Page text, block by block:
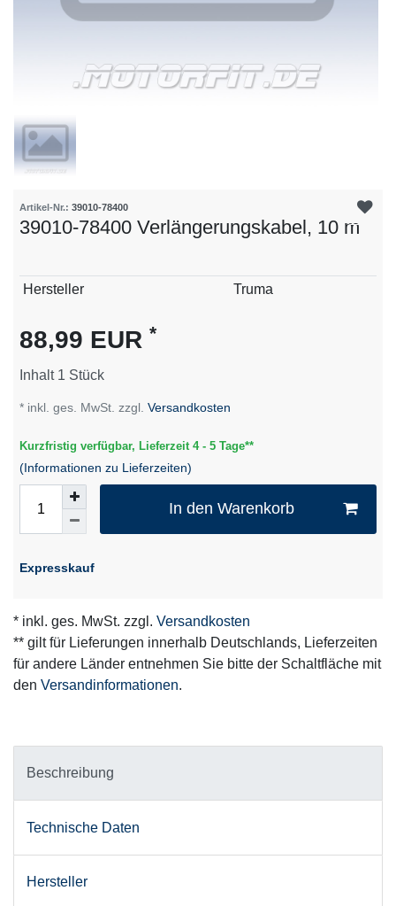
Artikel-Nr.: 39010-78400
39010-78400 Verlängerungskabel, 10 m
Technisches
Wert
Hersteller Truma
88,99 EUR *
Inhalt 1 Stück
* inkl. ges. MwSt. zzgl. Versandkosten
Kurzfristig verfügbar, Lieferzeit 4 - 5 Tage**
(Informationen zu Lieferzeiten)
In den Warenkorb
Expresskauf
* inkl. ges. MwSt. zzgl. Versandkosten
** gilt für Lieferungen innerhalb Deutschlands, Lieferzeiten
für andere Länder entnehmen Sie bitte der Schaltfläche mit
den Versandinformationen.
Beschreibung
Technische Daten
Hersteller